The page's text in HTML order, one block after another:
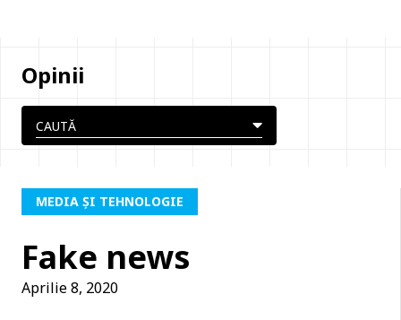
Opinii
MEDIA ȘI TEHNOLOGIE
Fake news
Aprilie 8, 2020